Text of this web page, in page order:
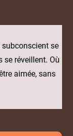
subconscient se
se réveillent. Où
aimée, sans